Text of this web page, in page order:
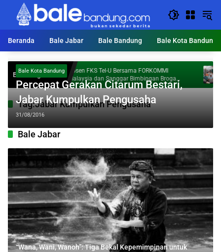
Langsung
konten
Beranda
Bale Jabar Bale Bandung Bale Kota Bandung
Breaking NewsDosen FKS Tel-U Bersama FORKOMMI
Malaysia dan Sanggar Bimbingan Broga
Perkuat Kolaborasi Internasional melalui
Pengabdian kepada Masyarakat
Tag:Jabar Kumpulkan Pengusaha
Bale Kota Bandung
Percepat Gerakan Citarum Bestari,
Jabar Kumpulkan Pengusaha
31/08/2016
Bale Jabar
“Wana, Wani, Wanoh”: Tiga Bekal Kepemimpinan untuk